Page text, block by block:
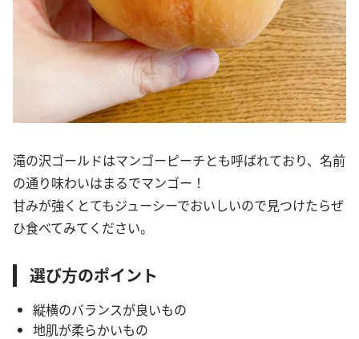
滝の沢ゴールドはマンゴーピーチとも呼ばれており、名前
の通り味わいはまるでマンゴー！
甘みが強くとてもジューシーでおいしいので見つけたらぜ
ひ食べてみてください。
選び方のポイント
縦横のバランスが良いもの
地肌が柔らかいもの